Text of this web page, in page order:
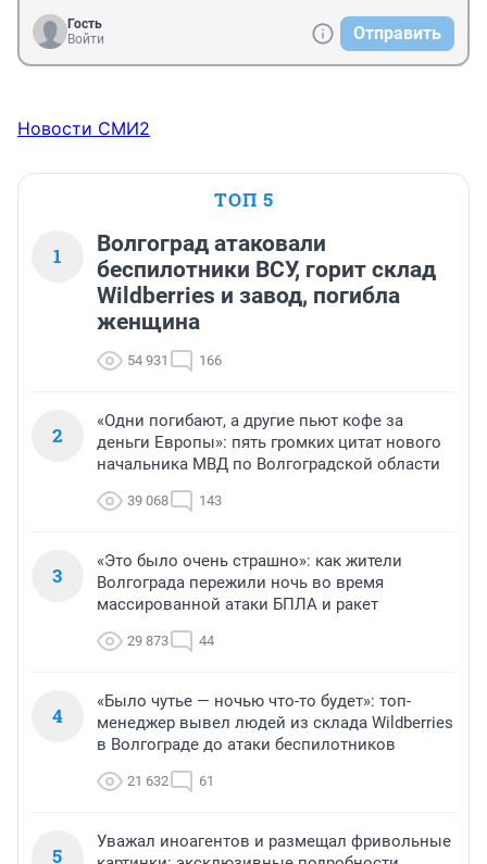
Гость
Войти
Отправить
Новости СМИ2
ТОП 5
1
Волгоград атаковали
беспилотники ВСУ, горит склад
Wildberries и завод, погибла
женщина
54 931 166
2
«Одни погибают, а другие пьют кофе за
деньги Европы»: пять громких цитат нового
начальника МВД по Волгоградской области
39 068 143
3
«Это было очень страшно»: как жители
Волгограда пережили ночь во время
массированной атаки БПЛА и ракет
29 873 44
4
«Было чутье — ночью что-то будет»: топ-
менеджер вывел людей из склада Wildberries
в Волгограде до атаки беспилотников
21 632 61
5
Уважал иноагентов и размещал фривольные